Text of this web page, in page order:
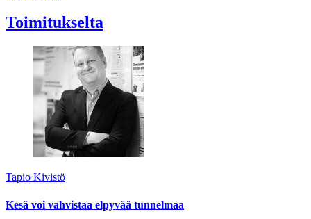
Toimitukselta
Tapio Kivistö
Kesä voi vahvistaa elpyvää tunnelmaa